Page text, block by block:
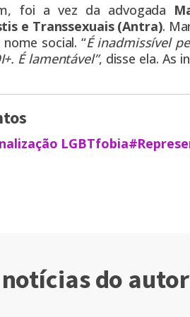
foi a vez da advogada
e Transsexuais (Antra).
nome social. “É inadmissível
É lamentável”, disse ela. As
LGBTfobia
do autor